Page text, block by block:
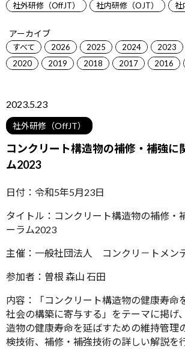
社外研修（OffJT）
社内研修（OJT） 社
アーカイブ
すべて 2026 2025 2024 2023
2020
2019 2018 2017 2016
2023.5.23
社外研修（OffJT）
コンクリート構造物の補修・補強に
ム2023
日付：令和5年5月23日
タイトル：コンクリート構造物の補修・
ーラム2023
主催：一般社団法人 コンクリ－トメン
参加者：曽根 森山 石田
内容：「コンクリート構造物の健康寿命
社会の構築に寄与する」をテーマに掲げ
造物の健康寿命を延ばすための維持管理
検技術、補修・補強技術の詳しい解説を